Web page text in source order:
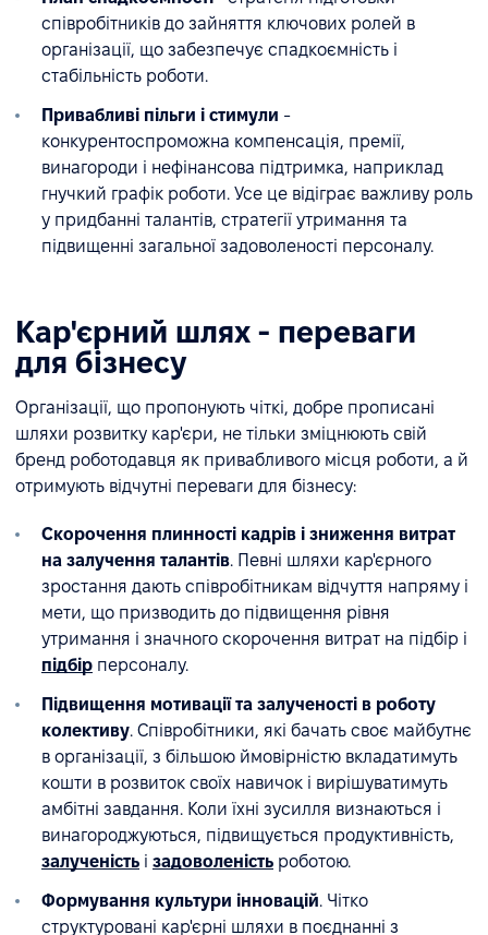
співробітників до зайняття ключових ролей в
організації, що забезпечує спадкоємність і
стабільність роботи.
Привабливі пільги і стимули -
конкурентоспроможна компенсація, премії,
винагороди і нефінансова підтримка, наприклад
гнучкий графік роботи. Усе це відіграє важливу роль
у придбанні талантів, стратегії утримання та
підвищенні загальної задоволеності персоналу.
Кар'єрний шлях - переваги
для бізнесу
Організації, що пропонують чіткі, добре прописані
шляхи розвитку кар'єри, не тільки зміцнюють свій
бренд роботодавця як привабливого місця роботи, а й
отримують відчутні переваги для бізнесу:
Скорочення плинності кадрів і зниження витрат
на залучення талантів. Певні шляхи кар'єрного
зростання дають співробітникам відчуття напряму і
мети, що призводить до підвищення рівня
утримання і значного скорочення витрат на підбір і
підбір персоналу.
Підвищення мотивації та залученості в роботу
колективу. Співробітники, які бачать своє майбутнє
в організації, з більшою ймовірністю вкладатимуть
кошти в розвиток своїх навичок і вирішуватимуть
амбітні завдання. Коли їхні зусилля визнаються і
винагороджуються, підвищується продуктивність,
залученість і задоволеність роботою.
Формування культури інновацій. Чітко
структуровані кар'єрні шляхи в поєднанні з